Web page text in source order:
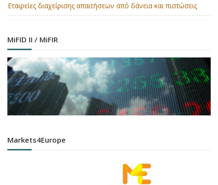
Εταιρείες διαχείρισης απαιτήσεων από δάνεια και πιστώσεις
MiFID II / MiFIR
Markets4Europe